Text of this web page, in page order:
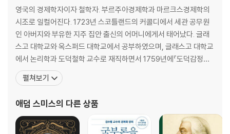
제2절. 때로는 지대가 나오고, 때로는 안 나오는 토지의 생산물
제3절. 늘 지대가 나오는 생산물과, 지대가 나오다 말다 하는 생산물 사이
에 존재하는 상대적 가치 비율의 변동
1. 지난 4세기 동안 은의 가치 변동에 관한 여담
제1기(1350-1570)
제3기(1636-1700)
3. 은 가치가 여전히 계속 줄어들 것이라는 의혹의 근거
4. 사회 발전이 세 가지 다른 부류의 원생산물에 미치는 여러 영향
첫째 부류
영국의 경제학자이자 철학자. 부르주아경제학과 마르크스경제학의
시조로 일컬어진다. 1723년 스코틀랜드의 커콜디에서 세관 공무원
인 아버지와 부유한 지주 집안 출신의 어머니에게서 태어났다. 글래
스고 대학교와 옥스퍼드 대학교에서 공부하였으며, 글래스고 대학교
에서 논리학과 도덕철학 교수로 재직하면서 1759년에『도덕감정론』
을 발간했다. 1776년에 중상주의 정책을 신랄하게 비판하면서 자유
방임을 주장한『국부론』출간과 함께 최고의 사상가로 존경받았다.『국
전에 제5판(1789년)까지 출간되었다. 일생을 독신으로 학문에 몰두
하
펼쳐보기
애덤 스미스의 다른 상품